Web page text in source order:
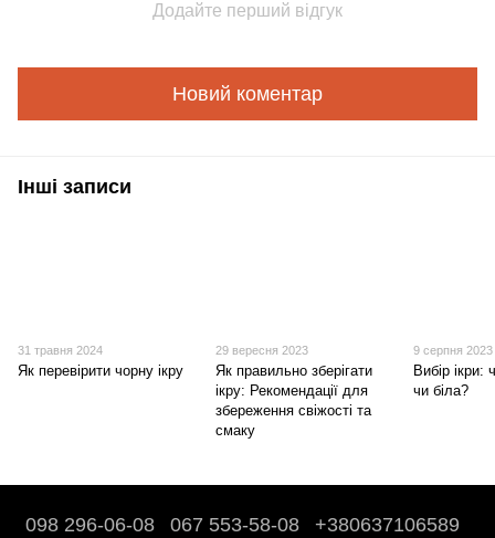
Додайте перший відгук
Новий коментар
Інші записи
31 травня 2024
Як перевірити чорну ікру
29 вересня 2023
Як правильно зберігати
ікру: Рекомендації для
збереження свіжості та
смаку
9 серпня 2023
Вибір ікри:
чи біла?
098 296-06-08 067 553-58-08 +380637106589